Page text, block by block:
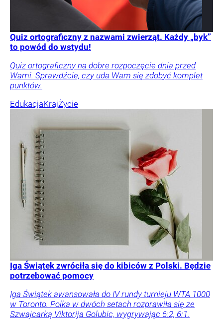
Quiz ortograficzny z nazwami zwierząt. Każdy „byk”
to powód do wstydu!
Quiz ortograficzny na dobre rozpoczęcie dnia przed
Wami. Sprawdźcie, czy uda Wam się zdobyć komplet
punktów.
EdukacjaKrajŻycie
Iga Świątek zwróciła się do kibiców z Polski. Będzie
potrzebować pomocy
Iga Świątek awansowała do IV rundy turnieju WTA 1000
w Toronto. Polka w dwóch setach rozprawiła się ze
Szwajcarką Viktorija Golubic, wygrywając 6:2, 6:1.